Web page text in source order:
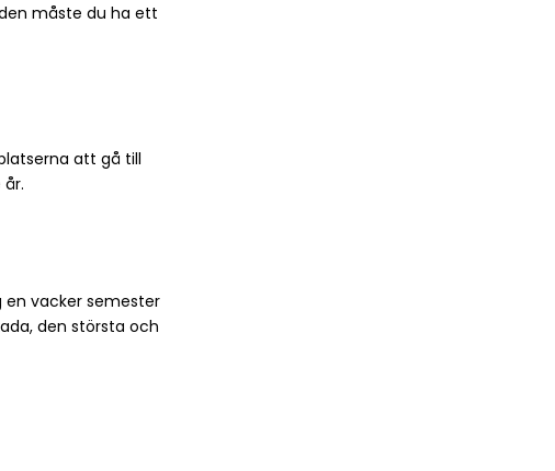
måste du ha ett
att gå till
en vacker semester
den största och